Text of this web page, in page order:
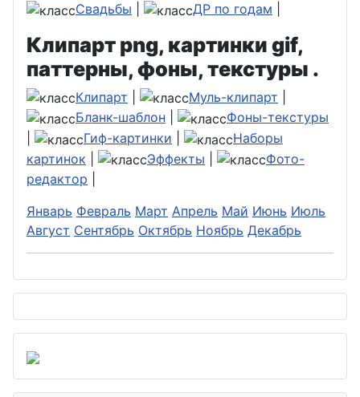
Свадьбы
ДР по годам
Клипарт png, картинки gif,
паттерны, фоны, текстуры .
Клипарт Муль-клипарт
Бланк-шаблон
Фоны-текстуры
Гиф-картинки
Наборы
картинок
Эффекты
Фото-
редактор
Январь Февраль Март Апрель Май Июнь Июль
Август Сентябрь Октябрь Ноябрь Декабрь